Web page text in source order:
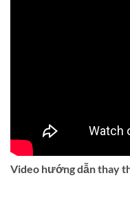
Video hướng dẫn thay